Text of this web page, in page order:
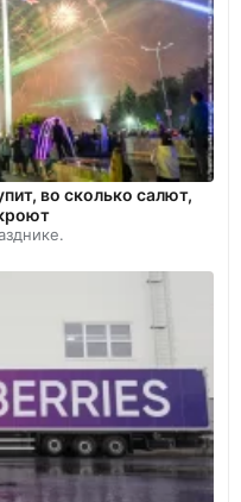
во сколько салют,